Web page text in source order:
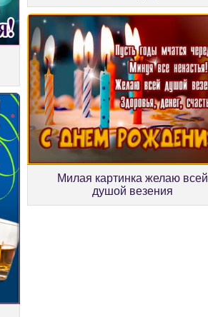
Милая картинка желаю всей
душой везения